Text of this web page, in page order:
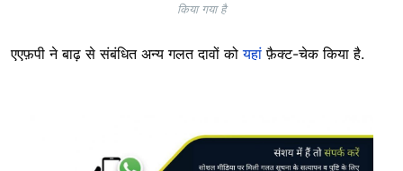
किया गया है
एएफ़पी ने बाढ़ से संबंधित अन्य गलत दावों कोयहांफ़ैक्ट-चेक किया है.